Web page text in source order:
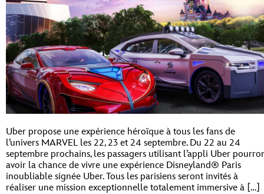
Uber propose une expérience héroïque à tous les fans de
l’univers MARVEL les 22, 23 et 24 septembre. Du 22 au 24
septembre prochains, les passagers utilisant l’appli Uber
avoir la chance de vivre une expérience Disneyland® Paris
inoubliable signée Uber. Tous les parisiens seront invités à
réaliser une mission exceptionnelle totalement immersive à […]